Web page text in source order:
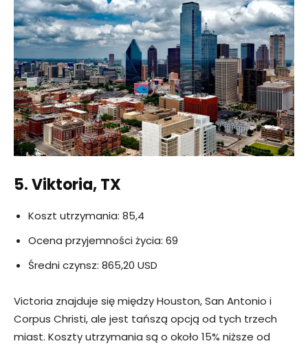
5. Viktoria, TX
Koszt utrzymania: 85,4
Ocena przyjemności życia: 69
Średni czynsz: 865,20 USD
Victoria znajduje się między Houston, San Antonio i
Corpus Christi, ale jest tańszą opcją od tych trzech
miast. Koszty utrzymania są o około 15% niższe od